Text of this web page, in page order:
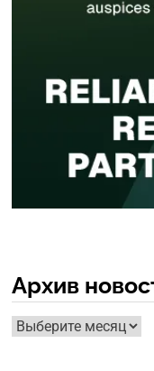
Архив
Архив
новостей